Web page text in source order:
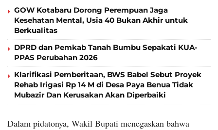
GOW Kotabaru Dorong Perempuan Jaga
Kesehatan Mental, Usia 40 Bukan Akhir untuk
Berkualitas
DPRD dan Pemkab Tanah Bumbu Sepakati KUA-
PPAS Perubahan 2026
Klarifikasi Pemberitaan, BWS Babel Sebut Proyek
Rehab Irigasi Rp 14 M di Desa Paya Benua Tidak
Mubazir Dan Kerusakan Akan Diperbaiki
Dalam pidatonya, Wakil Bupati menegaskan bahwa